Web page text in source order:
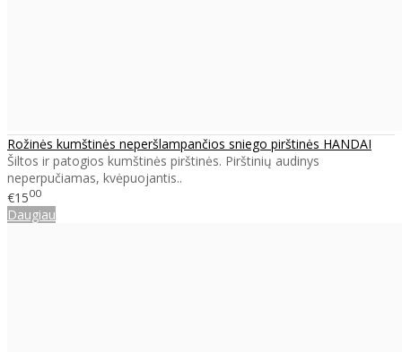
Rožinės kumštinės neperšlampančios sniego pirštinės HANDAI
Šiltos ir patogios kumštinės pirštinės. Pirštinių audinys
neperpučiamas, kvėpuojantis..
€1500
Daugiau